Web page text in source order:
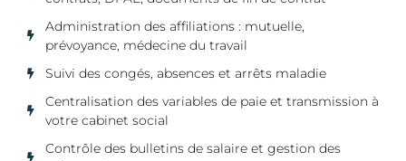
Administration des affiliations : mutuelle,
prévoyance, médecine du travail
Suivi des congés, absences et arrêts maladie
Centralisation des variables de paie et transmission à
votre cabinet social
Contrôle des bulletins de salaire et gestion des